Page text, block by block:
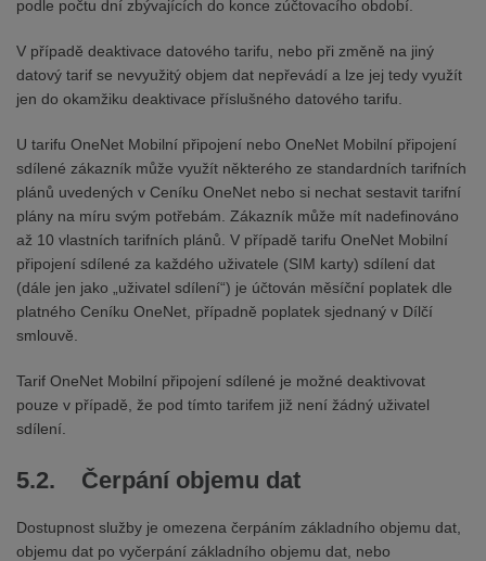
podle počtu dní zbývajících do konce zúčtovacího období.
V případě deaktivace datového tarifu, nebo při změně na jiný
datový tarif se nevyužitý objem dat nepřevádí a lze jej tedy využít
jen do okamžiku deaktivace příslušného datového tarifu.
U tarifu OneNet Mobilní připojení nebo OneNet Mobilní připojení
sdílené zákazník může využít některého ze standardních tarifních
plánů uvedených v Ceníku OneNet nebo si nechat sestavit tarifní
plány na míru svým potřebám. Zákazník může mít nadefinováno
až 10 vlastních tarifních plánů. V případě tarifu OneNet Mobilní
připojení sdílené za každého uživatele (SIM karty) sdílení dat
(dále jen jako „uživatel sdílení“) je účtován měsíční poplatek dle
platného Ceníku OneNet, případně poplatek sjednaný v Dílčí
smlouvě.
Tarif OneNet Mobilní připojení sdílené je možné deaktivovat
pouze v případě, že pod tímto tarifem již není žádný uživatel
sdílení.
5.2. Čerpání objemu dat
Dostupnost služby je omezena čerpáním základního objemu dat,
objemu dat po vyčerpání základního objemu dat, nebo